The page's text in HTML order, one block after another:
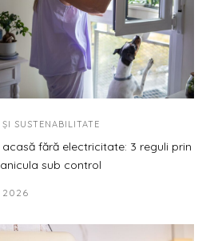
ȘI SUSTENABILITATE
acasă fără electricitate: 3 reguli prin
sub control
2026